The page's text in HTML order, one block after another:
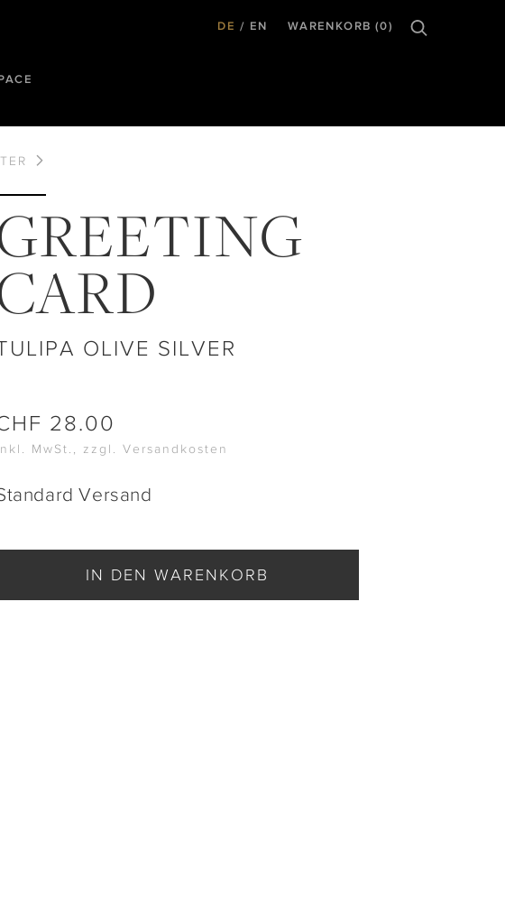
DE EN WARENKORB (0)
OLIVE SILVER
28.00
MwSt., zzgl. Versandkosten
Versand
IN DEN WARENKORB